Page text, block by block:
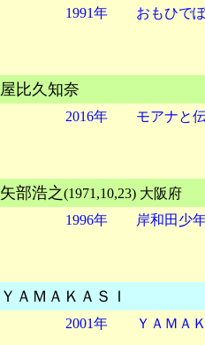
1991年 おもひでぽ
屋比久知奈
2016年 モアナと伝
矢部浩之(1971,10,23) 大
1996年 岸和田
ＹＡＭＡＫＡＳＩ
2001年 ＹＡＭＡ